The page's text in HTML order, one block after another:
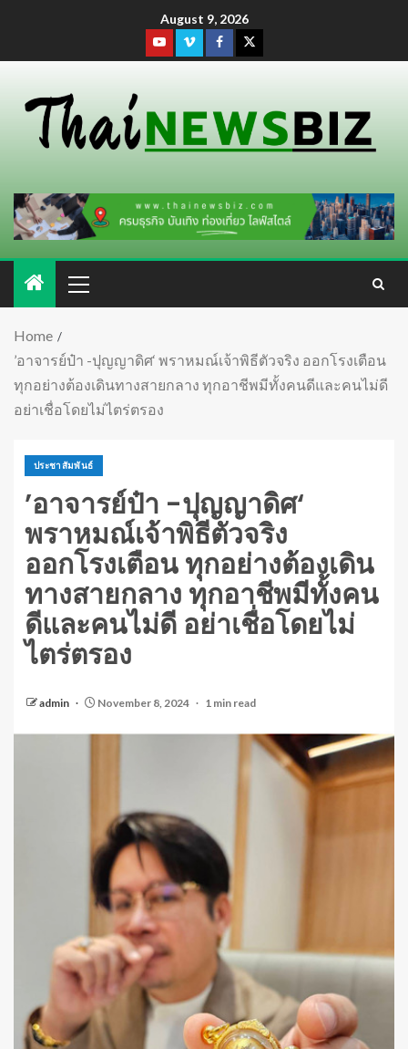
August 9, 2026
Home
’อาจารย์ป๋า -ปุญญาดิศ‘ พราหมณ์เจ้าพิธีตัวจริง ออกโรงเตือน
ทุกอย่างต้องเดินทางสายกลาง ทุกอาชีพมีทั้งคนดีและคนไม่ดี
อย่าเชื่อโดยไม่ไตร่ตรอง
ประชาสัมพันธ์
’อาจารย์ป๋า -ปุญญาดิศ‘
พราหมณ์เจ้าพิธีตัวจริง
ออกโรงเตือน ทุกอย่างต้องเดิน
ทางสายกลาง ทุกอาชีพมีทั้งคน
ดีและคนไม่ดี อย่าเชื่อโดยไม่
ไตร่ตรอง
admin November 8, 2024 1 min read